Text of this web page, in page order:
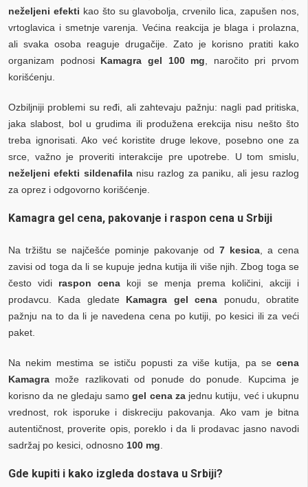
neželjeni efekti kao što su glavobolja, crvenilo lica, zapušen nos,
vrtoglavica i smetnje varenja. Većina reakcija je blaga i prolazna,
ali svaka osoba reaguje drugačije. Zato je korisno pratiti kako
organizam podnosi Kamagra gel 100 mg , naročito pri prvom
korišćenju.
Ozbiljniji problemi su ređi, ali zahtevaju pažnju: nagli pad pritiska,
jaka slabost, bol u grudima ili produžena erekcija nisu nešto što
treba ignorisati. Ako već koristite druge lekove, posebno one za
srce, važno je proveriti interakcije pre upotrebe. U tom smislu,
neželjeni efekti sildenafilanisu razlog za paniku, ali jesu razlog
za oprez i odgovorno korišćenje.
Kamagra gel cena, pakovanje i raspon cena u Srbiji
Na tržištu se najčešće pominje pakovanje od 7 kesica , a cena
zavisi od toga da li se kupuje jedna kutija ili više njih. Zbog toga se
često vidi raspon cena koji se menja prema količini, akciji i
prodavcu. Kada gledate Kamagra gel cena ponudu, obratite
pažnju na to da li je navedena cena po kutiji, po kesici ili za veći
paket.
Na nekim mestima se ističu popusti za više kutija, pa se cena
Kamagra može razlikovati od ponude do ponude. Kupcima je
korisno da ne gledaju samogel cena zajednu kutiju, već i ukupnu
vrednost, rok isporuke i diskreciju pakovanja. Ako vam je bitna
autentičnost, proverite opis, poreklo i da li prodavac jasno navodi
sadržaj po kesici, odnosno 100 mg
Gde kupiti i kako izgleda dostava u Srbiji?